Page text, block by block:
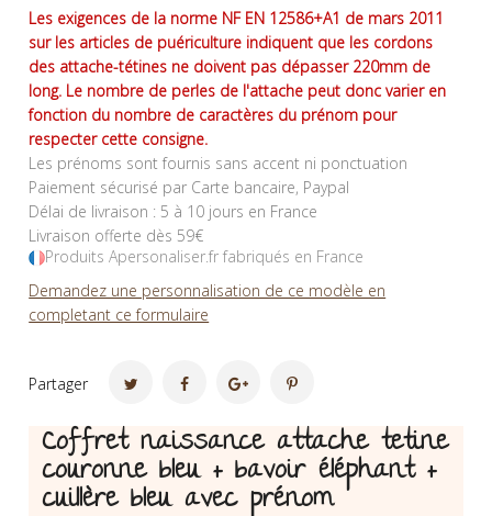
Les exigences de la norme NF EN 12586+A1 de mars 2011
sur les articles de puériculture indiquent que les cordons
des attache-tétines ne doivent pas dépasser 220mm de
long. Le nombre de perles de l'attache peut donc varier en
fonction du nombre de caractères du prénom pour
respecter cette consigne.
Les prénoms sont fournis sans accent ni ponctuation
Paiement sécurisé par Carte bancaire, Paypal
Délai de livraison : 5 à 10 jours en France
Livraison offerte dès 59€
Produits Apersonaliser.fr fabriqués en France
Demandez une personnalisation de ce modèle en
completant ce formulaire
Partager
Coffret naissance attache tetine
couronne bleu + bavoir éléphant +
cuillère bleu avec prénom